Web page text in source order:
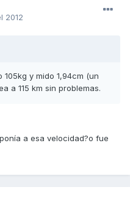
2012
y mido 1,94cm (un
a 115 km sin problemas.
a esa velocidad?o fue